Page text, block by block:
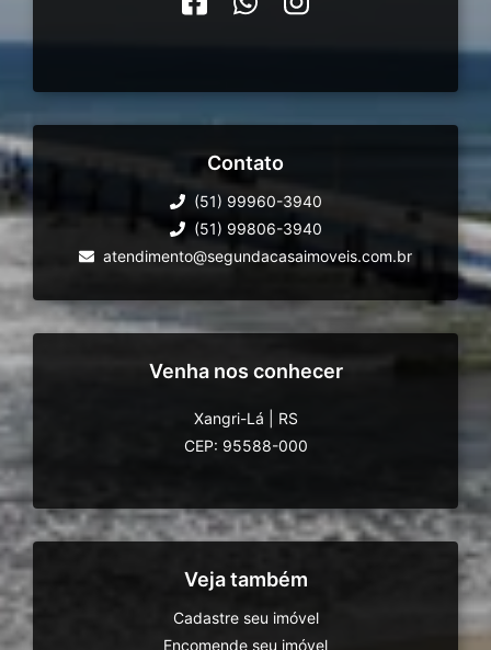
Contato
(51) 99960-3940
(51) 99806-3940
atendimento@segundacasaimoveis.com.br
Venha nos conhecer
Xangri-Lá
RS
CEP: 95588-000
Veja também
Cadastre seu imóvel
Encomende seu imóvel